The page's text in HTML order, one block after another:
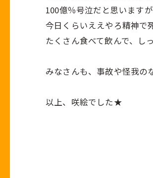
100億％号泣だと思いますが
今日くらいええやろ精神で
たくさん食べて飲んで、し
みなさんも、事故や怪我の
以上、咲絵でした★